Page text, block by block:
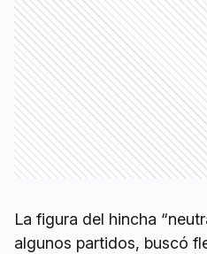
La figura del hincha
algunos partidos, buscó